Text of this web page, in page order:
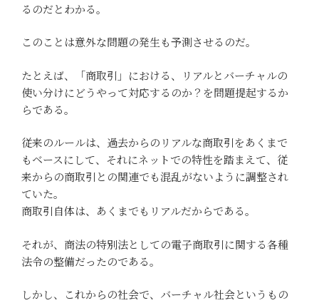
るのだとわかる。
このことは意外な問題の発生も予測させるのだ。
たとえば、「商取引」における、リアルとバーチャルの
使い分けにどうやって対応するのか？を問題提起するか
らである。
従来のルールは、過去からのリアルな商取引をあくまで
もベースにして、それにネットでの特性を踏まえて、従
来からの商取引との関連でも混乱がないように調整され
ていた。
商取引自体は、あくまでもリアルだからである。
それが、商法の特別法としての電子商取引に関する各種
法令の整備だったのである。
しかし、これからの社会で、バーチャル社会というもの